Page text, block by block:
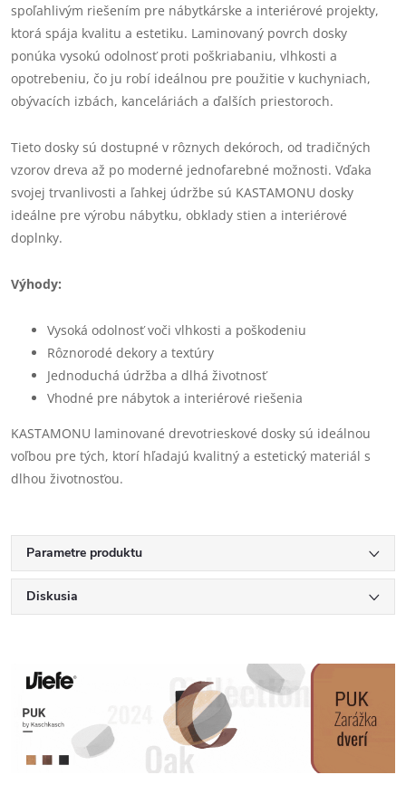
spoľahlivým riešením pre nábytkárske a interiérové projekty,
ktorá spája kvalitu a estetiku. Laminovaný povrch dosky
ponúka vysokú odolnosť proti poškriabaniu, vlhkosti a
opotrebeniu, čo ju robí ideálnou pre použitie v kuchyniach,
obývacích izbách, kanceláriách a ďalších priestoroch.
Tieto dosky sú dostupné v rôznych dekóroch, od tradičných
vzorov dreva až po moderné jednofarebné možnosti. Vďaka
svojej trvanlivosti a ľahkej údržbe sú KASTAMONU dosky
ideálne pre výrobu nábytku, obklady stien a interiérové
doplnky.
Výhody:
Vysoká odolnosť voči vlhkosti a poškodeniu
Rôznorodé dekory a textúry
Jednoduchá údržba a dlhá životnosť
Vhodné pre nábytok a interiérové riešenia
KASTAMONU laminované drevotrieskové dosky sú ideálnou
voľbou pre tých, ktorí hľadajú kvalitný a estetický materiál s
dlhou životnosťou.
Parametre produktu
Diskusia